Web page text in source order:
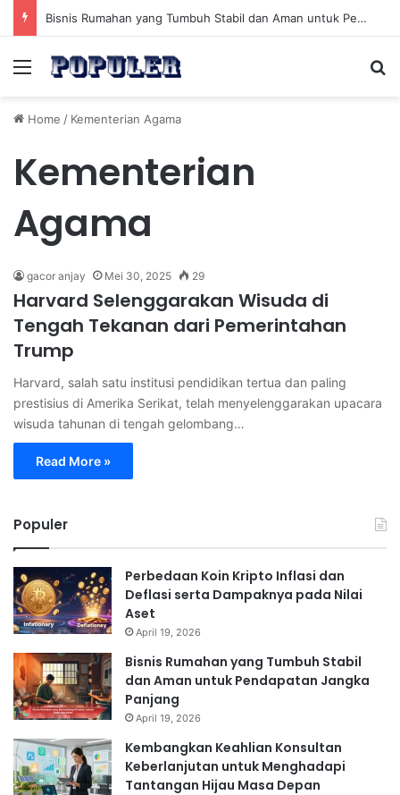
Bisnis Rumahan yang Tumbuh Stabil dan Aman untuk Pendapatan Jangka Panjang
Menu
Home / Kementerian Agama
Kementerian
Agama
gacor anjay Mei 30, 2025 29
Harvard Selenggarakan Wisuda di
Tengah Tekanan dari Pemerintahan
Trump
Harvard, salah satu institusi pendidikan tertua dan paling
prestisius di Amerika Serikat, telah menyelenggarakan upacara
wisuda tahunan di tengah gelombang…
Read More »
Populer
Perbedaan Koin Kripto Inflasi dan
Deflasi serta Dampaknya pada Nilai
Aset
April 19, 2026
Bisnis Rumahan yang Tumbuh Stabil
dan Aman untuk Pendapatan Jangka
Panjang
April 19, 2026
Kembangkan Keahlian Konsultan
Keberlanjutan untuk Menghadapi
Tantangan Hijau Masa Depan